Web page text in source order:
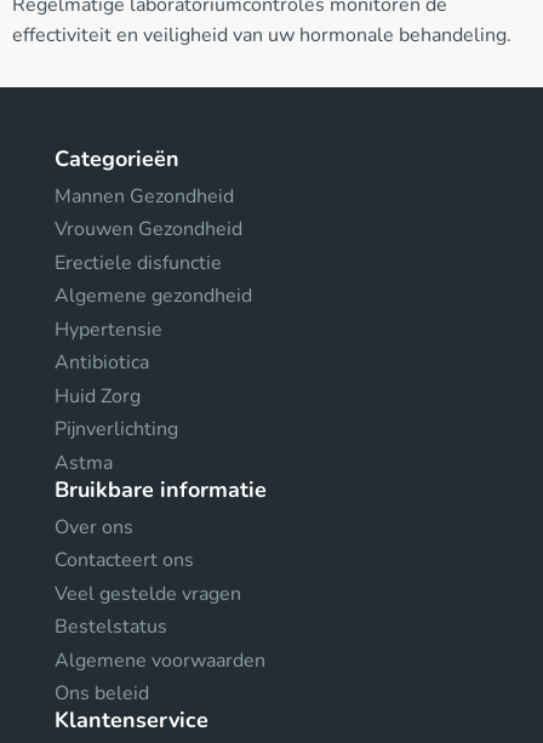
effectiviteit en veiligheid van uw hormonale behandeling.
Categorieën
Mannen Gezondheid
Vrouwen Gezondheid
Erectiele disfunctie
Algemene gezondheid
Hypertensie
Antibiotica
Huid Zorg
Pijnverlichting
Astma
Bruikbare informatie
Over ons
Contacteert ons
Veel gestelde vragen
Bestelstatus
Algemene voorwaarden
Ons beleid
Klantenservice